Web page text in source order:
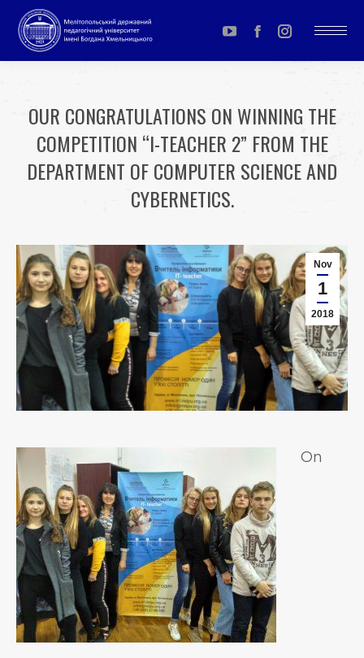
YouTube
page
in
new
window
Facebook
page
in
new
window
Instagram
page
in
new
window
OUR CONGRATULATIONS ON WINNING THE
COMPETITION “I-TEACHER 2” FROM THE
DEPARTMENT OF COMPUTER SCIENCE AND
CYBERNETICS.
Nov
1
2018
On